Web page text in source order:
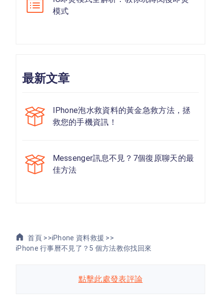
模式
最新文章
IPhone泡水救資料的黃金急救方法，拯
救您的手機資訊！
Messenger訊息不見？7個復原聊天的最
佳方法
首頁 >>iPhone 資料救援 >>
iPhone 行事曆不見了？5 個方法教你找回來
點擊此處發表評論